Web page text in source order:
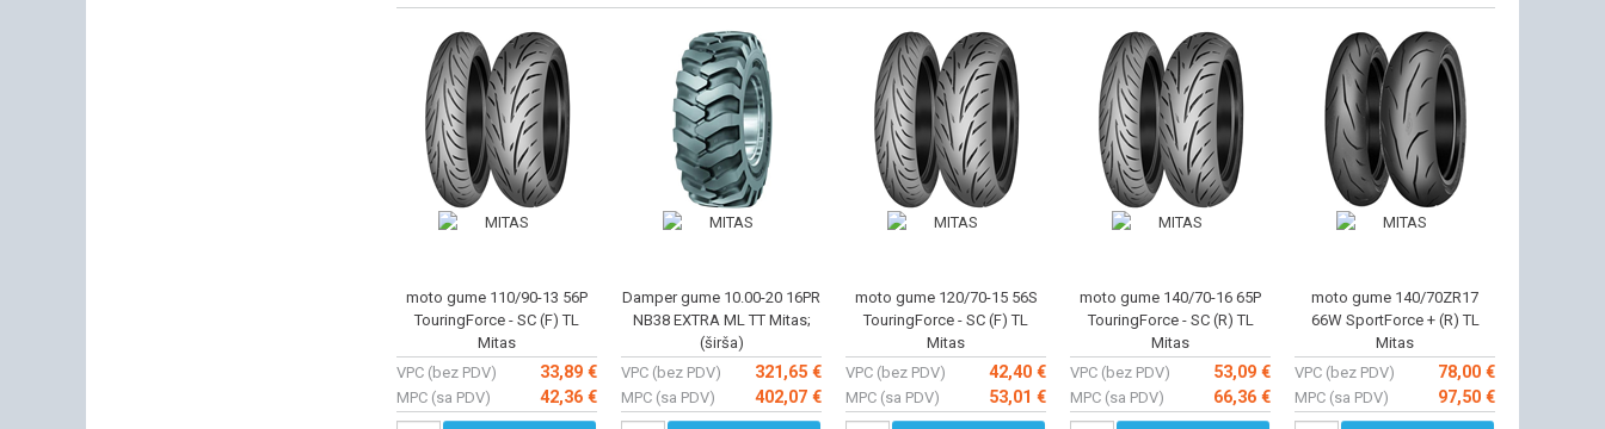
moto gume 110/90-13 56P
TouringForce - SC (F) TL
Mitas
VPC (bez PDV)
33,89 €
MPC (sa PDV) 42,36 €
Damper gume 10.00-20 16PR
NB38 EXTRA ML TT Mitas;
(širša)
VPC (bez PDV)
321,65 €
MPC (sa PDV) 402,07 €
moto gume 120/70-15 56S
TouringForce - SC (F) TL
Mitas
VPC (bez PDV)
42,40 €
MPC (sa PDV) 53,01 €
moto gume 140/70-16 65P
TouringForce - SC (R) TL
Mitas
VPC (bez PDV)
53,09 €
MPC (sa PDV) 66,36 €
moto gume 140/70ZR17
66W SportForce + (R) TL
Mitas
VPC (bez PDV)
78,00 €
MPC (sa PDV) 97,50 €